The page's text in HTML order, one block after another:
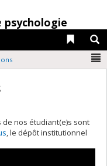
psychologie
Liens
nos étudiant(e)s sont
, le dépôt institutionnel